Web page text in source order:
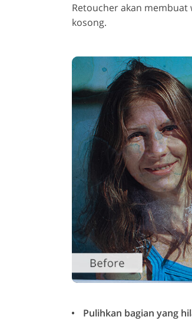
Retoucher akan
kosong.
Pulihkan bagian yang